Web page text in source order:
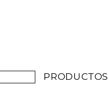
PRODUCTOS